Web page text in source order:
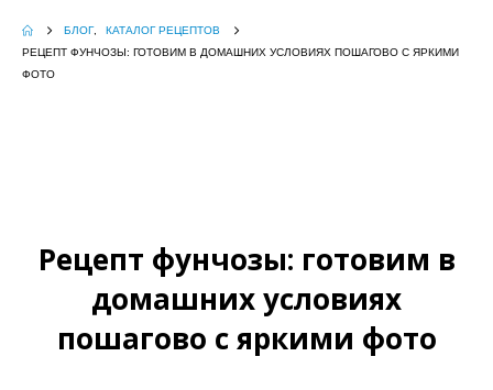
БЛОГ,
КАТАЛОГ РЕЦЕПТОВ
РЕЦЕПТ ФУНЧОЗЫ: ГОТОВИМ В ДОМАШНИХ УСЛОВИЯХ ПОШАГОВО С ЯРКИМИ
ФОТО
Рецепт фунчозы: готовим в
домашних условиях
пошагово с яркими фото